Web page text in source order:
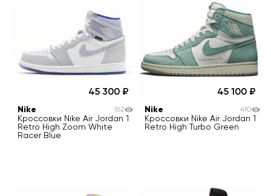
45 300
Nike
Кроссовки Nike Air Jordan 1
Retro High Zoom White
Racer Blue
162
45 100
Nike
Кроссовки Nike Air Jordan 1
Retro High Turbo Green
410